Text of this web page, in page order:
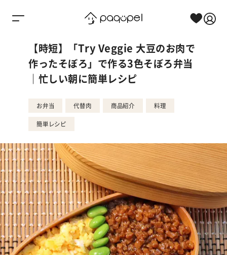
【時短】「Try Veggie 大豆のお肉で
作ったそぼろ」で作る3色そぼろ弁当
｜忙しい朝に簡単レシピ
お弁当 代替肉 商品紹介 料理
簡単レシピ